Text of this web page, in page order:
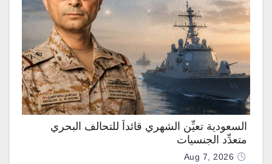
السعودية تعيِّن الشهري قائداً للتحالف البحري
متعدِّد الجنسيات
Aug 7, 2026